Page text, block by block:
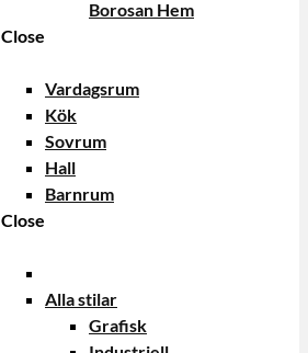
Borosan Hem
Close
Vardagsrum
Kök
Sovrum
Hall
Barnrum
Close
Alla stilar
Grafisk